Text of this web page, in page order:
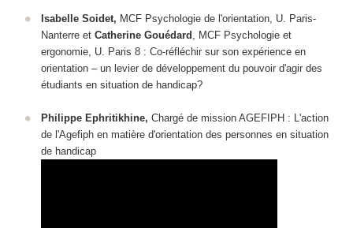
Isabelle Soidet, MCF Psychologie de l'orientation, U. Paris-
Nanterre et Catherine Gouédard , MCF Psychologie et
ergonomie, U. Paris 8 : Co-réfléchir sur son expérience en
orientation ‒ un levier de développement du pouvoir d'agir des
étudiants en situation de handicap?
Philippe Ephritikhine, Chargé de mission AGEFIPH : L'action
de l'Agefiph en matière d'orientation des personnes en situation
de handicap